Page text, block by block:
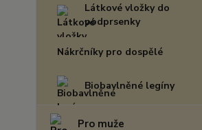
Látkové vložky do
podprsenky
Nákrčníky pro dospělé
Biobavlněné legíny
Pro muže